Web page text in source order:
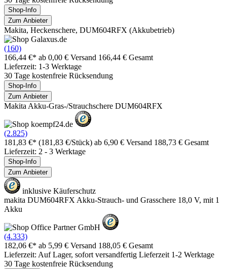
Shop-Info
Zum Anbieter
Makita, Heckenschere, DUM604RFX (Akkubetrieb)
(160)
166,44 €* ab 0,00 € Versand 166,44 € Gesamt
Lieferzeit: 1-3 Werktage
30 Tage kostenfreie Rücksendung
Shop-Info
Zum Anbieter
Makita Akku-Gras-/Strauchschere DUM604RFX
(2.825)
181,83 €* (181,83 €/Stück) ab 6,90 € Versand 188,73 € Gesamt
Lieferzeit: 2 - 3 Werktage
Shop-Info
Zum Anbieter
inklusive Käuferschutz
makita DUM604RFX Akku-Strauch- und Grasschere 18,0 V, mit 1
Akku
(4.333)
182,06 €* ab 5,99 € Versand 188,05 € Gesamt
Lieferzeit: Auf Lager, sofort versandfertig Lieferzeit 1-2 Werktage
30 Tage kostenfreie Rücksendung